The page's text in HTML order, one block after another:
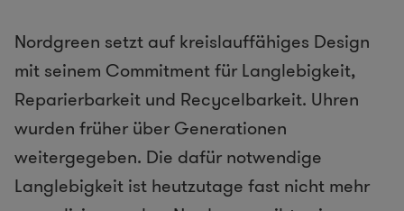
Nordgreen setzt auf kreislauffähiges Design
mit seinem Commitment für Langlebigkeit,
Reparierbarkeit und Recycelbarkeit. Uhren
wurden früher über Generationen
weitergegeben. Die dafür notwendige
Langlebigkeit ist heutzutage fast nicht mehr